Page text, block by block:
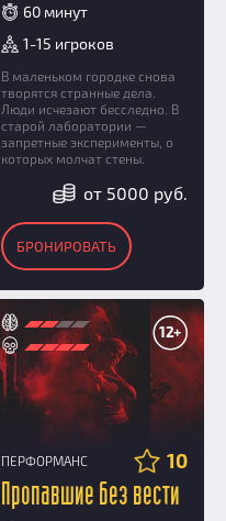
60 минут
1-15 игроков
В маленьком городке снова
творятся странные дела.
Люди исчезают бесследно. В
старой лаборатории —
запретные эксперименты, о
которых молчат стены.
от 5000 руб.
БРОНИРОВАТЬ
12+
ПЕРФОРМАНС 10
Пропавшие без вести